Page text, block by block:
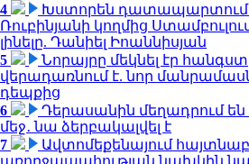
4
Խստորեն դատապարտում
Ռուբինյանի կողմից
լինելը. Դանիել Իոաննիսյան
5
Նորայրը մեկնել էր
վերադառնում է. նոր
դեպքից
6
Դերասանին մեղադրում
մեջ․ նա ձերբակալվել է
7
Ավտոմեքենայում
առողջապահության նախկին